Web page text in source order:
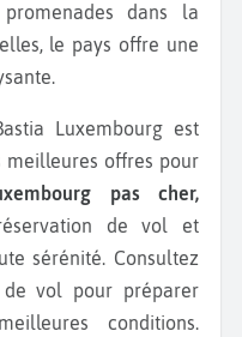
dans la
le pays offre une
meilleures offres pour
pas cher,
de vol et
sérénité. Consultez
de vol pour préparer
conditions.